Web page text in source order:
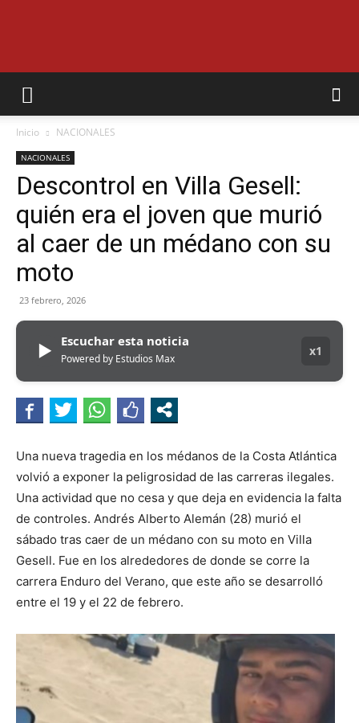
EL
Inicio NACIONALES
NACIONALES
Descontrol en Villa Gesell:
quién era el joven que murió
al caer de un médano con su
moto
23 febrero, 2026
▶ Escuchar esta noticia
Powered by Estudios Max
x1
Una nueva tragedia en los médanos de la Costa Atlántica
volvió a exponer la peligrosidad de las carreras ilegales.
Una actividad que no cesa y que deja en evidencia la falta
de controles. Andrés Alberto Alemán (28) murió el
sábado tras caer de un médano con su moto en Villa
Gesell. Fue en los alrededores de donde se corre la
carrera Enduro del Verano, que este año se desarrolló
entre el 19 y el 22 de febrero.